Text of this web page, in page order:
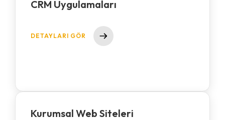
CRM Uygulamaları
DETAYLARI GÖR
Kurumsal Web Siteleri